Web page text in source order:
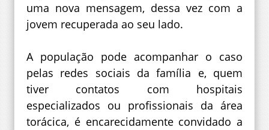
uma nova mensagem, dessa vez com a
jovem recuperada ao seu lado.
A população pode acompanhar o caso
pelas redes sociais da família e, quem
tiver contatos com hospitais
especializados ou profissionais da área
torácica, é encarecidamente convidado a